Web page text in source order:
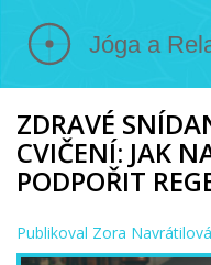
ZDRAVÉ
CVIČENÍ: JAK
PODPOŘIT
Publikoval Zora Navrátilová